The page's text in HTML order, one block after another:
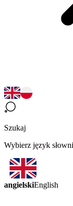
Szukaj
Wybierz język
angielskiEnglish